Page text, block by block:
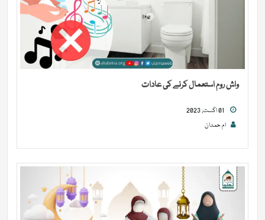
واش روم استعمال کرنے کی عادات
ام حمدان